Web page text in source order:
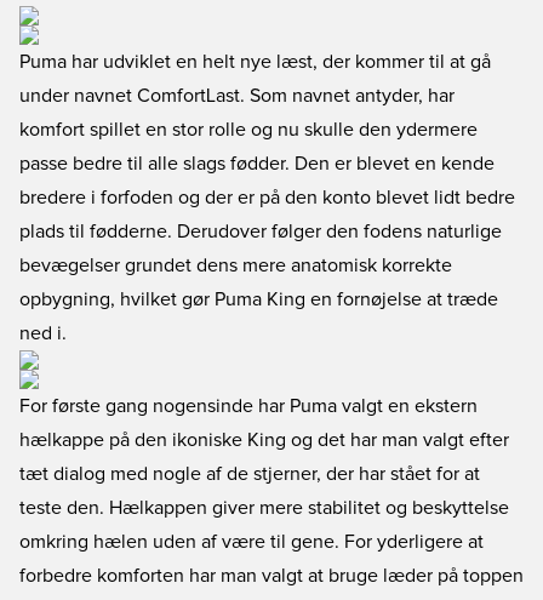
Puma har udviklet en helt nye læst, der kommer til at gå
under navnet ComfortLast. Som navnet antyder, har
komfort spillet en stor rolle og nu skulle den ydermere
passe bedre til alle slags fødder. Den er blevet en kende
bredere i forfoden og der er på den konto blevet lidt bedre
plads til fødderne. Derudover følger den fodens naturlige
bevægelser grundet dens mere anatomisk korrekte
opbygning, hvilket gør Puma King en fornøjelse at træde
ned i.
For første gang nogensinde har Puma valgt en ekstern
hælkappe på den ikoniske King og det har man valgt efter
tæt dialog med nogle af de stjerner, der har stået for at
teste den. Hælkappen giver mere stabilitet og beskyttelse
omkring hælen uden af være til gene. For yderligere at
forbedre komforten har man valgt at bruge læder på toppen